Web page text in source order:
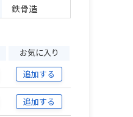
鉄骨造
お気に入り
追加する
追加する